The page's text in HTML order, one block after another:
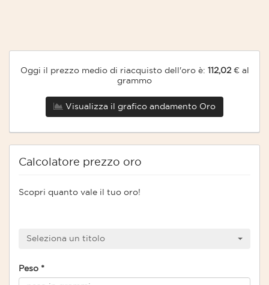
Oggi il prezzo medio di riacquisto dell'oro è: 112,02€ al
grammo
Visualizza il grafico andamento Oro
Calcolatore prezzo oro
Scopri quanto vale il tuo oro!
Seleziona un titolo
Peso *